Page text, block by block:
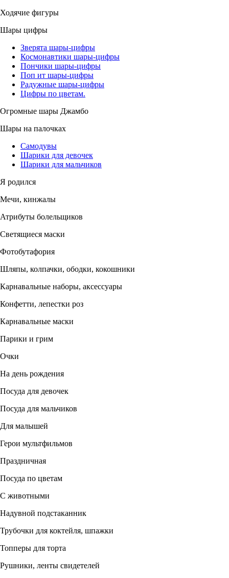
Ходячие фигуры
Шары цифры
Зверята шары-цифры
Космонавтики шары-цифры
Пончики шары-цифры
Поп ит шары-цифры
Радужные шары-цифры
Цифры по цветам.
Огромные шары Джамбо
Шары на палочках
Самодувы
Шарики для девочек
Шарики для мальчиков
Я родился
Мечи, кинжалы
Атрибуты болельщиков
Светящиеся маски
Фотобутафория
Шляпы, колпачки, ободки, кокошники
Карнавальные наборы, аксессуары
Конфетти, лепестки роз
Карнавальные маски
Парики и грим
Очки
На день рождения
Посуда для девочек
Посуда для мальчиков
Для малышей
Герои мультфильмов
Праздничная
Посуда по цветам
С животными
Надувной подстаканник
Трубочки для коктейля, шпажки
Топперы для торта
Рушники, ленты свидетелей